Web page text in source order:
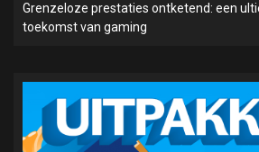
Grenzeloze prestaties ontketend: een
toekomst van gaming